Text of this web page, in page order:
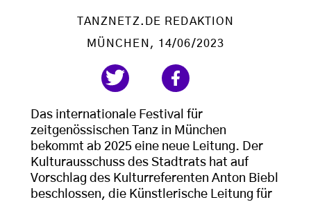
TANZNETZ.DE REDAKTION
MÜNCHEN , 14/06/2023
Das internationale Festival für
zeitgenössischen Tanz in München
bekommt ab 2025 eine neue Leitung. Der
Kulturausschuss des Stadtrats hat auf
Vorschlag des Kulturreferenten Anton Biebl
beschlossen, die Künstlerische Leitung für